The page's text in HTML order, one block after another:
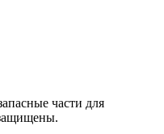
части для